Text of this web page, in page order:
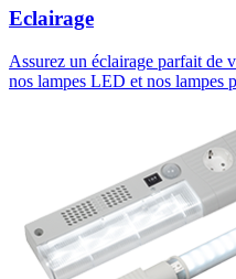
Eclairage
Assurez un éclairage parfait de
nos lampes LED et nos lampes